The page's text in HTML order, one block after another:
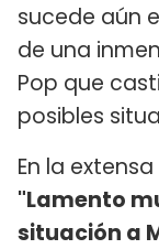
sucede aún
de una
Pop que
posibles
En la
"Lamento
situación a